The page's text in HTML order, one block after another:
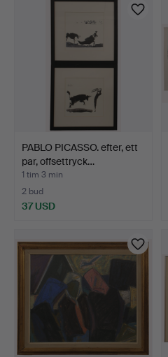
PABLO PICASSO. efter, ett
par, offsettryck…
1 tim 3 min
2 bud
37 USD